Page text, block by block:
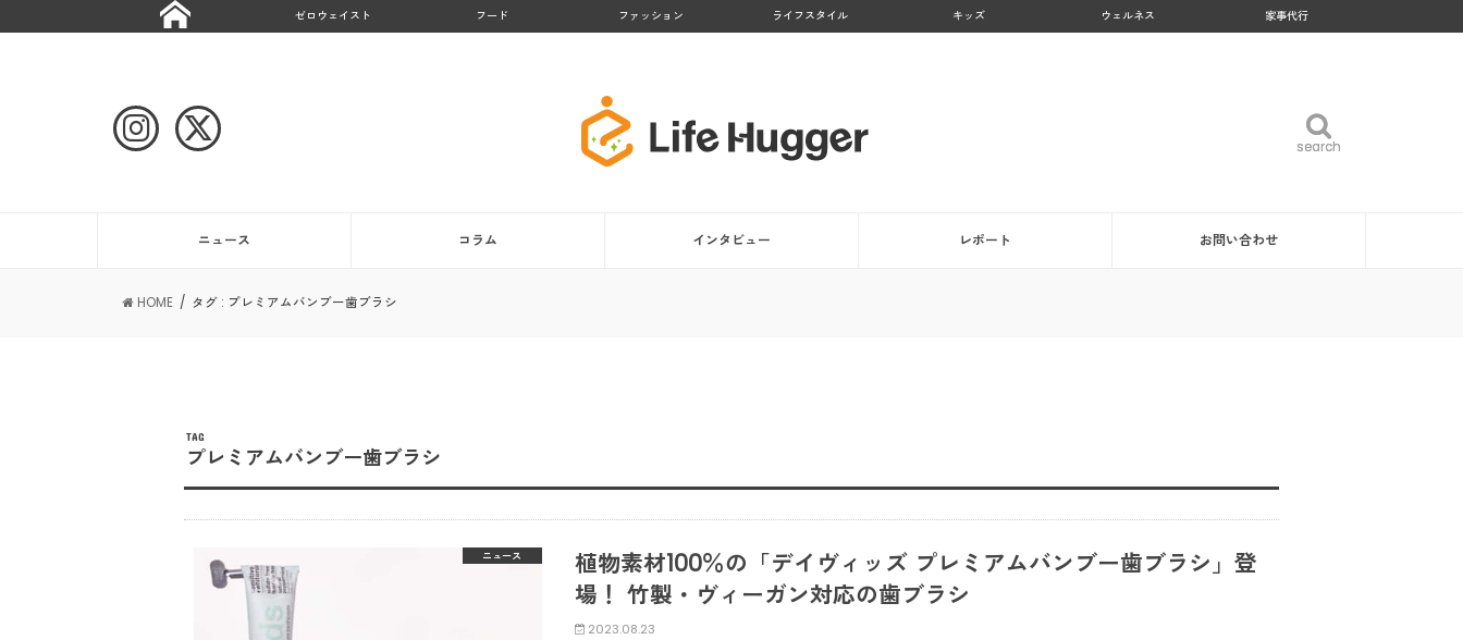
ゼロウェイスト フード ファッション ライフスタイル キッズ ウェルネス 家事代行
search
search
ニュース コラム インタビュー レポート お問い合わせ
HOME タグ : プレミアムバンブー歯ブラシ
TAG
プレミアムバンブー歯ブラシ
ニュース
植物素材100％の「デイヴィッズ プレミアムバンブー歯ブラシ」登
場！ 竹製・ヴィーガン対応の歯ブラシ
2023.08.23